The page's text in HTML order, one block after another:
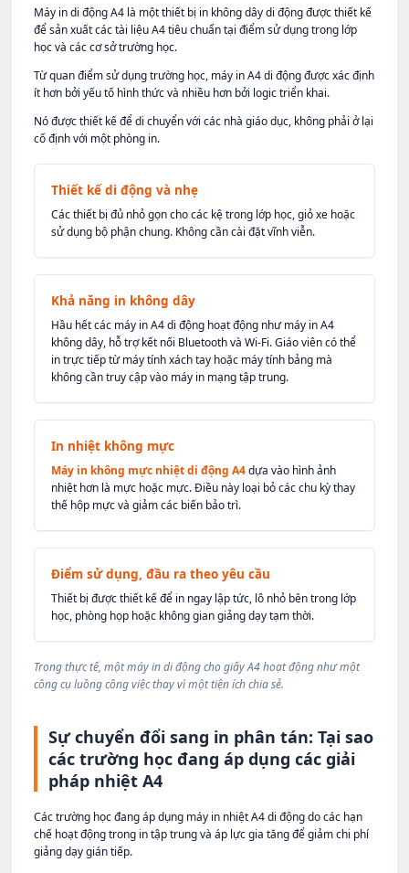
Máy in di động A4 là một thiết bị in không dây di động được thiết kế
để sản xuất các tài liệu A4 tiêu chuẩn tại điểm sử dụng trong lớp
học và các cơ sở trường học.
Từ quan điểm sử dụng trường học, máy in A4 di động được xác định
ít hơn bởi yếu tố hình thức và nhiều hơn bởi logic triển khai.
Nó được thiết kế để di chuyển với các nhà giáo dục, không phải ở lại
cố định với một phòng in.
Thiết kế di động và nhẹ
Các thiết bị đủ nhỏ gọn cho các kệ trong lớp học, giỏ xe hoặc
sử dụng bộ phận chung. Không cần cài đặt vĩnh viễn.
Khả năng in không dây
Hầu hết các máy in A4 di động hoạt động như máy in A4
không dây, hỗ trợ kết nối Bluetooth và Wi-Fi. Giáo viên có thể
in trực tiếp từ máy tính xách tay hoặc máy tính bảng mà
không cần truy cập vào máy in mạng tập trung.
In nhiệt không mực
Máy in không mực nhiệt di động A4dựa vào hình ảnh
nhiệt hơn là mực hoặc mực. Điều này loại bỏ các chu kỳ thay
thế hộp mực và giảm các biến bảo trì.
Điểm sử dụng, đầu ra theo yêu cầu
Thiết bị được thiết kế để in ngay lập tức, lô nhỏ bên trong lớp
học, phòng họp hoặc không gian giảng dạy tạm thời.
Trong thực tế, một máy in di động cho giấy A4 hoạt động như một
công cụ luồng công việc thay vì một tiện ích chia sẻ.
Sự chuyển đổi sang in phân tán: Tại sao
các trường học đang áp dụng các giải
pháp nhiệt A4
Các trường học đang áp dụng máy in nhiệt A4 di động do các hạn
chế hoạt động trong in tập trung và áp lực gia tăng để giảm chi phí
giảng dạy gián tiếp.